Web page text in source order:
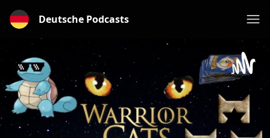
Deutsche Podcasts